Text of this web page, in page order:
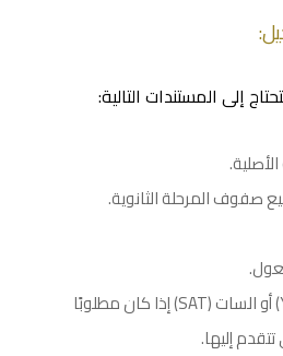
إلى المستندات التالية:
صفوف المرحلة الثانوية.
نتيجة اختبار اليوس (YÖS) أو السات (SAT) إذا كان مطلوبًا
إليها.